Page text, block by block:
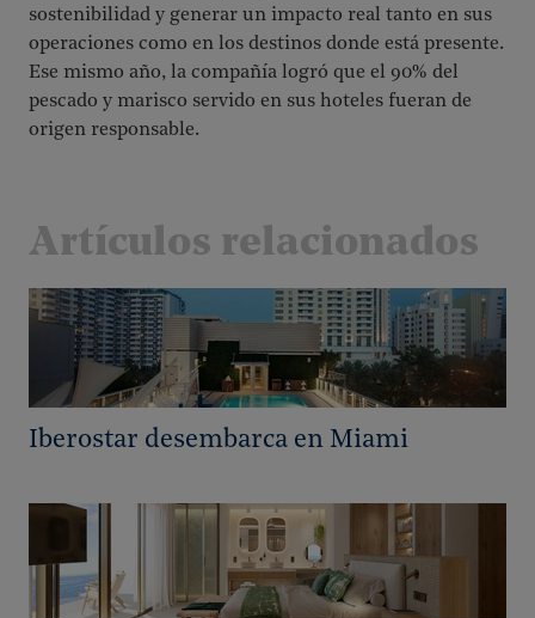
sostenibilidad y generar un impacto real tanto en sus
operaciones como en los destinos donde está presente.
Ese mismo año, la compañía logró que el 90% del
pescado y marisco servido en sus hoteles fueran de
origen responsable.
Artículos relacionados
Iberostar desembarca en Miami